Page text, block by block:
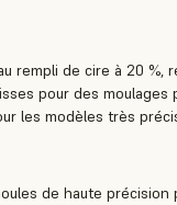
rempli de cire à 20 %,
pour des moulages
les modèles très
de haute